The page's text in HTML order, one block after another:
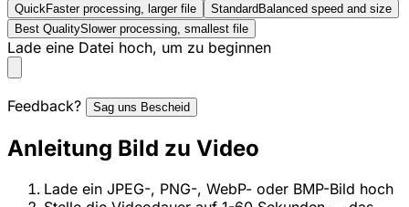
Quick Faster processing, larger file Standard Balanced speed and size
Best QualitySlower processing, smallest file
Lade eine Datei hoch, um zu beginnen
Feedback? Sag uns Bescheid
Anleitung Bild zu Video
Lade ein JPEG-, PNG-, WebP- oder BMP-Bild hoch